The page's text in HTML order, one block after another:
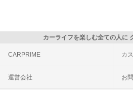
カーライフを楽しむ全ての人に
CARPRIME カ
運営会社 お